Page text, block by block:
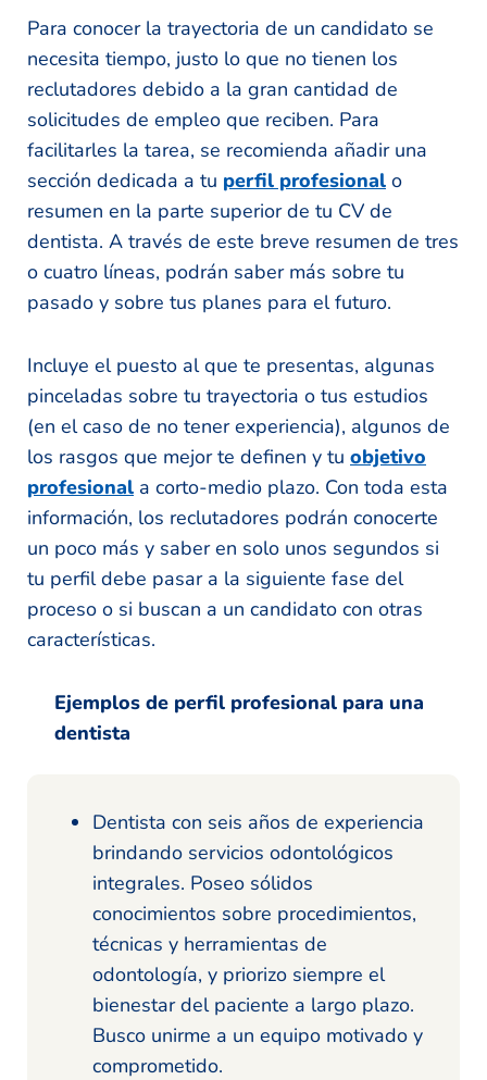
Para conocer la trayectoria de un candidato se
necesita tiempo, justo lo que no tienen los
reclutadores debido a la gran cantidad de
solicitudes de empleo que reciben. Para
facilitarles la tarea, se recomienda añadir una
sección dedicada a tu perfil profesional o
resumen en la parte superior de tu CV de
dentista. A través de este breve resumen de tres
o cuatro líneas, podrán saber más sobre tu
pasado y sobre tus planes para el futuro.
Incluye el puesto al que te presentas, algunas
pinceladas sobre tu trayectoria o tus estudios
(en el caso de no tener experiencia), algunos de
los rasgos que mejor te definen y tu objetivo
profesional a corto-medio plazo. Con toda esta
información, los reclutadores podrán conocerte
un poco más y saber en solo unos segundos si
tu perfil debe pasar a la siguiente fase del
proceso o si buscan a un candidato con otras
características.
Ejemplos de perfil profesional para una
dentista
Dentista con seis años de experiencia
brindando servicios odontológicos
integrales. Poseo sólidos
conocimientos sobre procedimientos,
técnicas y herramientas de
odontología, y priorizo siempre el
bienestar del paciente a largo plazo.
Busco unirme a un equipo motivado y
comprometido.